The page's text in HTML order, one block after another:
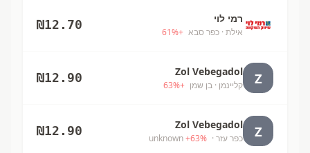
רמי לוי
אילת · כפר סבא +
61%
₪12.70
Z
Zol Vebegadol
קליינמן · בן שמן +
63%
₪12.90
Z
Zol Vebegadol
כפר עזר · unknown
+63%
₪12.90